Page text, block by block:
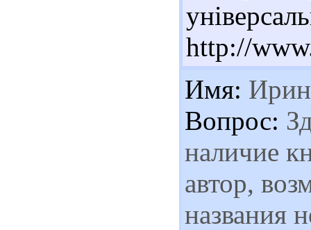
http://
Имя:
Вопрос:
наличие
автор,
названия